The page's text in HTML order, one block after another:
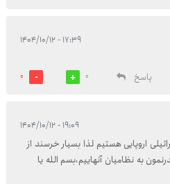
۱۷:۳۹ - ۱۴۰۴/۱۰/۱۲
پاسخ
0
0
۱۹:۰۹ - ۱۴۰۴/۱۰/۱۲
اروپایی هستیم لذا بسیار خرسند از
به نظامیان آنهاییم،بسم الله یا